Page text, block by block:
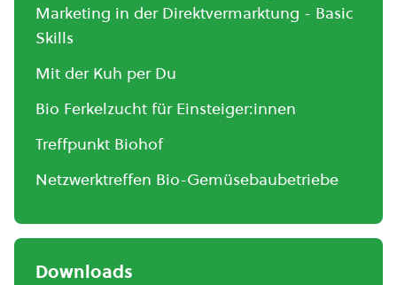
Marketing in der Direktvermarktung - Basic
Skills
Mit der Kuh per Du
Bio Ferkelzucht für Einsteiger:innen
Treffpunkt Biohof
Netzwerktreffen Bio-Gemüsebaubetriebe
Downloads